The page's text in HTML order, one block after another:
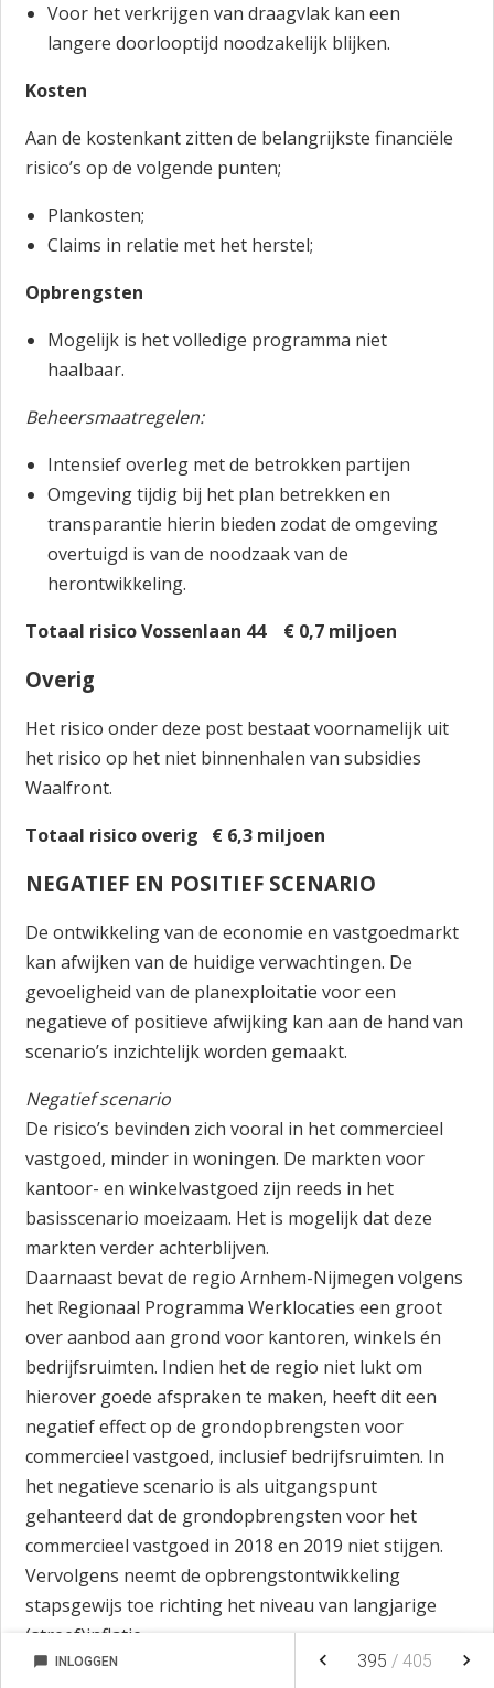
Voor het verkrijgen van draagvlak kan een
langere doorlooptijd noodzakelijk blijken.
Kosten
Aan de kostenkant zitten de belangrijkste financiële
risico’s op de volgende punten;
Plankosten;
Claims in relatie met het herstel;
Opbrengsten
Mogelijk is het volledige programma niet
haalbaar.
Beheersmaatregelen:
Intensief overleg met de betrokken partijen
Omgeving tijdig bij het plan betrekken en
transparantie hierin bieden zodat de omgeving
overtuigd is van de noodzaak van de
herontwikkeling.
Totaal risico Vossenlaan 44 € 0,7 miljoen
Overig
Het risico onder deze post bestaat voornamelijk uit
het risico op het niet binnenhalen van subsidies
Waalfront.
Totaal risico overig € 6,3 miljoen
NEGATIEF EN POSITIEF SCENARIO
De ontwikkeling van de economie en vastgoedmarkt
kan afwijken van de huidige verwachtingen. De
gevoeligheid van de planexploitatie voor een
negatieve of positieve afwijking kan aan de hand van
scenario’s inzichtelijk worden gemaakt.
Negatief scenario
De risico’s bevinden zich vooral in het commercieel
vastgoed, minder in woningen. De markten voor
kantoor- en winkelvastgoed zijn reeds in het
basisscenario moeizaam. Het is mogelijk dat deze
markten verder achterblijven.
Daarnaast bevat de regio Arnhem-Nijmegen volgens
het Regionaal Programma Werklocaties een groot
over aanbod aan grond voor kantoren, winkels én
bedrijfsruimten. Indien het de regio niet lukt om
hierover goede afspraken te maken, heeft dit een
negatief effect op de grondopbrengsten voor
commercieel vastgoed, inclusief bedrijfsruimten. In
het negatieve scenario is als uitgangspunt
gehanteerd dat de grondopbrengsten voor het
commercieel vastgoed in 2018 en 2019 niet stijgen.
Vervolgens neemt de opbrengstontwikkeling
stapsgewijs toe richting het niveau van langjarige
(streef)inflatie.
De vooruitzichten voor de woningmarkt zijn positief.
FAVORIETEN
chat_bubble INLOGGEN keyboard_arrow_left 395 / 405 keyboard_arrow_right